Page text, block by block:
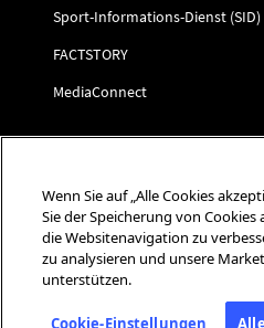
Sport-Informations-Dienst (SID)
FACTSTORY
MediaConnect
FOLGEN SIE UNS
Kontaktaufnahme
Wenn Sie auf „Alle Cookies
Sie der Speicherung von
die Websitenavigation zu
zu analysieren und unsere
unterstützen.
Cookie-Einstellungen